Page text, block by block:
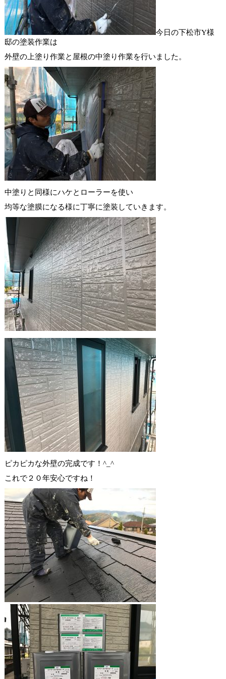
今日の下松市Y様
邸の塗装作業は
外壁の上塗り作業と屋根の中塗り作業を行いました。
中塗りと同様にハケとローラーを使い
均等な塗膜になる様に丁寧に塗装していきます。
ピカピカな外壁の完成です！^_^
これで２０年安心ですね！